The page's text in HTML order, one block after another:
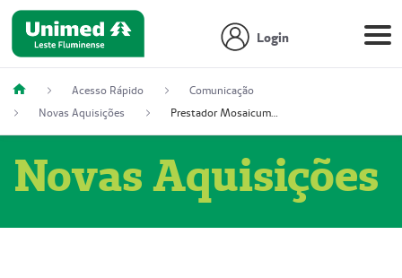
Login
Acesso Rápido
Comunicação
Novas Aquisições
Prestador Mosaicum Espaço Clínico Eireli (51004355-5)
Novas Aquisições